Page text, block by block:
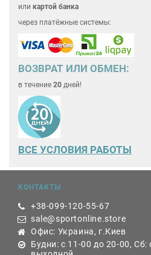
или картой банка
через платёжные системы:
ВОЗВРАТ ИЛИ ОБМЕН:
в течение 20 дней!
ВСЕ УСЛОВИЯ РАБОТЫ
КОНТАКТЫ
+38-099-120-55-67
sale@sportonline.store
Офис: Украина, г.Киев
Будни: с 11-00 до 20-00, Сб: